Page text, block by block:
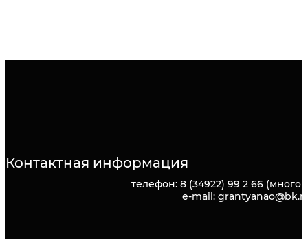
Контактная информация
телефон: 8 (34922) 99 2 66
e-mail: